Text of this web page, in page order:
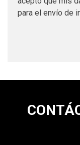
para el envío de